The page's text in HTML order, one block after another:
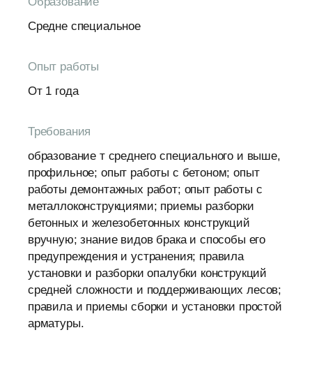
Средне специальное
Опыт работы
От 1 года
Требования
образование т среднего специального и выше,
профильное; опыт работы с бетоном; опыт
работы демонтажных работ; опыт работы с
металлоконструкциями; приемы разборки
бетонных и железобетонных конструкций
вручную; знание видов брака и способы его
предупреждения и устранения; правила
установки и разборки опалубки конструкций
средней сложности и поддерживающих лесов;
правила и приемы сборки и установки простой
арматуры.